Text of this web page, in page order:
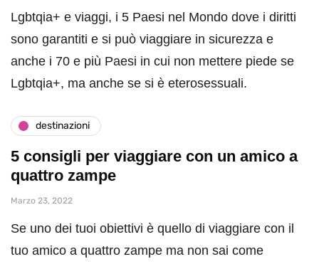
Lgbtqia+ e viaggi, i 5 Paesi nel Mondo dove i diritti
sono garantiti e si può viaggiare in sicurezza e
anche i 70 e più Paesi in cui non mettere piede se
Lgbtqia+, ma anche se si è eterosessuali.
destinazioni
5 consigli per viaggiare con un amico a
quattro zampe
Marzo 23, 2022
Se uno dei tuoi obiettivi è quello di viaggiare con il
tuo amico a quattro zampe ma non sai come